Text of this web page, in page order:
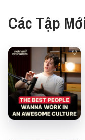
Listen to this
And explore many
pioneers at:
tap/vietnam-
Feel free to leave
Các Tập